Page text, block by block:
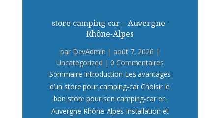
store camping car – Auvergne-
Rhône-Alpes
par DevAdmin | août 7, 2026 |
Uncategorized | 0 Commentaires
Sommaire Introduction Les avantages
d’un store pour camping-car Choisir le
bon store pour son camping-car en
Auvergne-Rhône-Alpes Installation et